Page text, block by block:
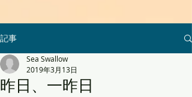
記事
昨日、一昨日
Sea Swallow
2019年3月13日